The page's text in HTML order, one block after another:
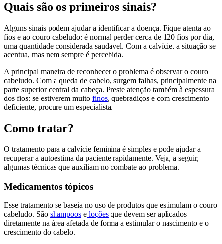
Quais são os primeiros sinais?
Alguns sinais podem ajudar a identificar a doença. Fique atenta ao
fios e ao couro cabeludo: é normal perder cerca de 120 fios por dia,
uma quantidade considerada saudável. Com a calvície, a situação se
acentua, mas nem sempre é percebida.
A principal maneira de reconhecer o problema é observar o couro
cabeludo. Com a queda de cabelo, surgem falhas, principalmente na
parte superior central da cabeça. Preste atenção também à espessura
dos fios: se estiverem muito finos, quebradiços e com crescimento
deficiente, procure um especialista.
Como tratar?
O tratamento para a calvície feminina é simples e pode ajudar a
recuperar a autoestima da paciente rapidamente. Veja, a seguir,
algumas técnicas que auxiliam no combate ao problema.
Medicamentos tópicos
Esse tratamento se baseia no uso de produtos que estimulam o couro
cabeludo. São shampoos e loções que devem ser aplicados
diretamente na área afetada de forma a estimular o nascimento e o
crescimento do cabelo.